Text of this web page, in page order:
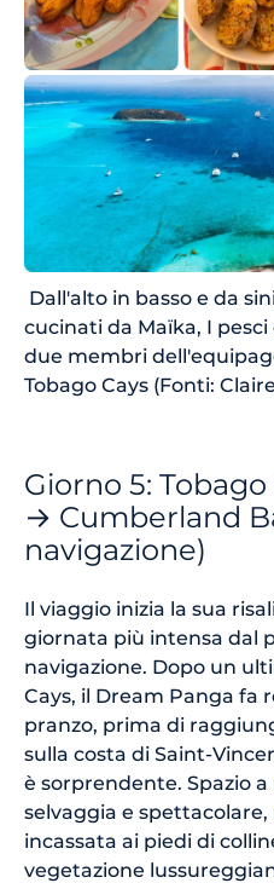
Dall'alto in basso e da
cucinati da Maïka, I
due membri
Tobago Cays (Fonti:
Giorno 5:
→ Cumberland
navigazione)
Il viaggio inizia la sua
giornata più intensa dal
navigazione. Dopo un
Cays, il Dream Panga fa
pranzo, prima di
sulla costa di Saint-
è sorprendente. Spazio
selvaggia e
incassata ai piedi di
vegetazione